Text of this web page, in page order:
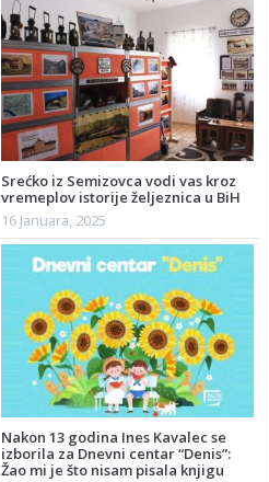
Srećko iz Semizovca vodi vas kroz
vremeplov istorije željeznica u BiH
16 Januara, 2025
Nakon 13 godina Ines Kavalec se
izborila za Dnevni centar “Denis”:
Žao mi je što nisam pisala knjigu